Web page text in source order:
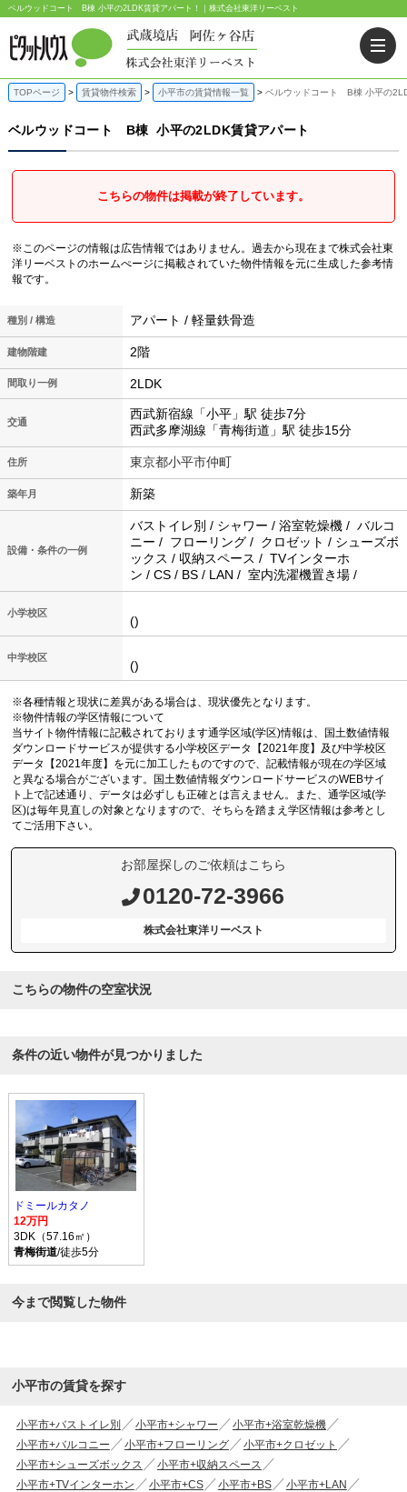
ベルウッドコート B棟 小平の2LDK賃貸アパート！｜株式会社東洋リーベスト
TOPページ 賃貸物件検索 小平市の賃貸情報一覧 ベルウッドコート B棟 小平の
ベルウッドコート B棟 小平の2LDK賃貸アパート
こちらの物件は掲載が終了しています。
※このページの情報は広告情報ではありません。過去から現在まで株式会社東
洋リーベストのホームぺージに掲載されていた物件情報を元に生成した参考情
報です。
種別 / 構造 アパート / 軽量鉄骨造
建物階建 2階
間取り一例 2LDK
交通
西武新宿線「小平」駅 徒歩7分
西武多摩湖線「青梅街道」駅 徒歩15分
住所 東京都小平市仲町
築年月 新築
設備・条件の一例
バストイレ別 / シャワー / 浴室乾燥機 / バルコ
ニー / フローリング / クロゼット / シューズボ
ックス / 収納スペース / TVインターホ
ン / CS / BS / LAN / 室内洗濯機置き場 /
小学校区
()
中学校区
()
※各種情報と現状に差異がある場合は、現状優先となります。
※物件情報の学区情報について
当サイト物件情報に記載されております通学区域(学区)情報は、国土数値情報
ダウンロードサービスが提供する小学校区データ【2021年度】及び中学校区
データ【2021年度】を元に加工したものですので、記載情報が現在の学区域
と異なる場合がございます。国土数値情報ダウンロードサービスのWEBサイ
ト上で記述通り、データは必ずしも正確とは言えません。また、通学区域(学
区)は毎年見直しの対象となりますので、そちらを踏まえ学区情報は参考とし
てご活用下さい。
お部屋探しのご依頼はこちら
0120-72-3966
株式会社東洋リーベスト
こちらの物件の空室状況
条件の近い物件が見つかりました
ドミールカタノ
12万円
3DK（57.16㎡）
青梅街道/徒歩5分
今まで閲覧した物件
小平市の賃貸を探す
小平市+バストイレ別 小平市+シャワー
小平市+浴室乾燥機
小平市+バルコニー
小平市+フローリング
小平市+クロゼット
小平市+シューズボックス
小平市+収納スペース
小平市+TVインターホン
小平市+CS 小平市+BS
小平市+LAN